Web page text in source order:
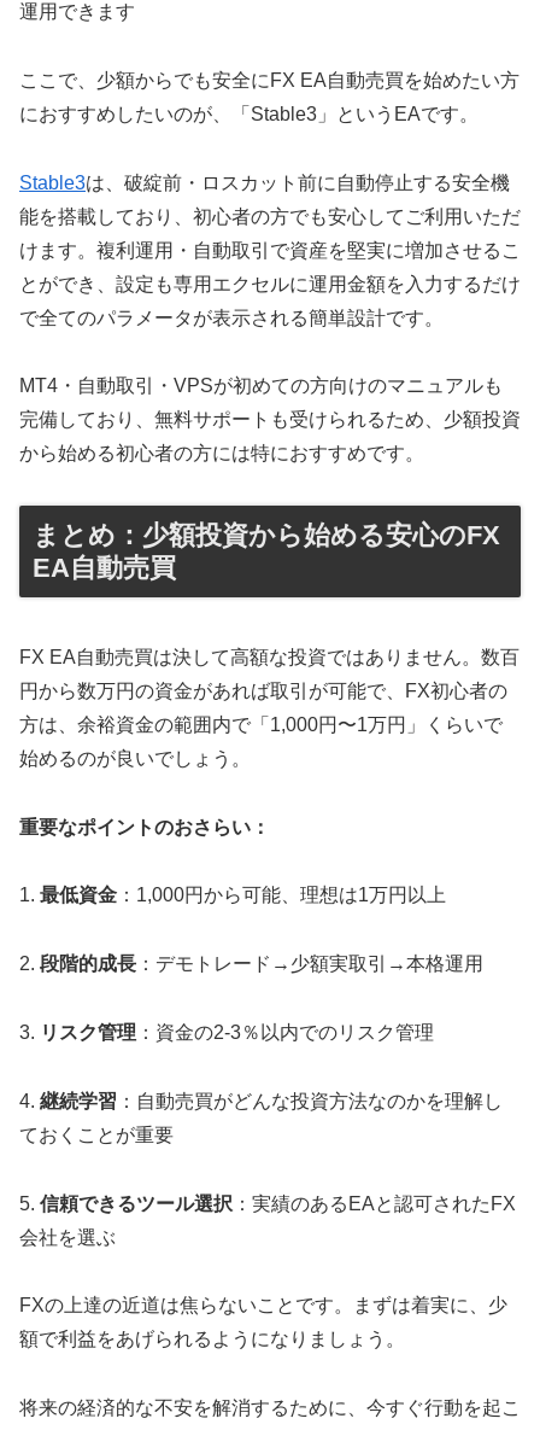
運用できます
ここで、少額からでも安全にFX EA自動売買を始めたい方
におすすめしたいのが、「Stable3」というEAです。
Stable3は、破綻前・ロスカット前に自動停止する安全機
能を搭載しており、初心者の方でも安心してご利用いただ
けます。複利運用・自動取引で資産を堅実に増加させるこ
とができ、設定も専用エクセルに運用金額を入力するだけ
で全てのパラメータが表示される簡単設計です。
MT4・自動取引・VPSが初めての方向けのマニュアルも
完備しており、無料サポートも受けられるため、少額投資
から始める初心者の方には特におすすめです。
まとめ：少額投資から始める安心のFX
EA自動売買
FX EA自動売買は決して高額な投資ではありません。数百
円から数万円の資金があれば取引が可能で、FX初心者の
方は、余裕資金の範囲内で「1,000円〜1万円」くらいで
始めるのが良いでしょう。
重要なポイントのおさらい：
1. 最低資金 ：1,000円から可能、理想は1万円以上
2. 段階的成長 ：デモトレード→少額実取引→本格運用
3. リスク管理 ：資金の2-3％以内でのリスク管理
4. 継続学習 ：自動売買がどんな投資方法なのかを理解し
ておくことが重要
5. 信頼できるツール選択 ：実績のあるEAと認可されたFX
会社を選ぶ
FXの上達の近道は焦らないことです。まずは着実に、少
額で利益をあげられるようになりましょう。
将来の経済的な不安を解消するために、今すぐ行動を起こ